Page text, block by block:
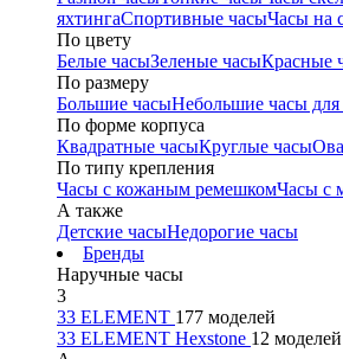
яхтингаСпортивные часыЧасы на
По цвету
Белые часыЗеленые часыКрасные
По размеру
Большие часыНебольшие часы
По форме корпуса
Квадратные часыКруглые часы
По типу крепления
Часы с кожаным ремешкомЧасы с
А также
Детские часыНедорогие часы
Бренды
Наручные часы
3
33 ELEMENT 177 моделей
33 ELEMENT Hexstone 12 моделей